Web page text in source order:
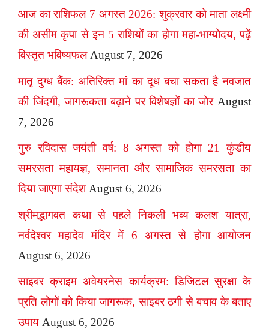
आज का राशिफल 7 अगस्त 2026: शुक्रवार को माता लक्ष्मी
की असीम कृपा से इन 5 राशियों का होगा महा-भाग्योदय, पढ़ें
विस्तृत भविष्यफल August 7, 2026
मातृ दुग्ध बैंक: अतिरिक्त मां का दूध बचा सकता है नवजात
की जिंदगी, जागरूकता बढ़ाने पर विशेषज्ञों का जोर August
7, 2026
गुरु रविदास जयंती वर्ष: 8 अगस्त को होगा 21 कुंडीय
समरसता महायज्ञ, समानता और सामाजिक समरसता का
दिया जाएगा संदेश August 6, 2026
श्रीमद्भागवत कथा से पहले निकली भव्य कलश यात्रा,
नर्वदेश्वर महादेव मंदिर में 6 अगस्त से होगा आयोजन
August 6, 2026
साइबर क्राइम अवेयरनेस कार्यक्रम: डिजिटल सुरक्षा के
प्रति लोगों को किया जागरूक, साइबर ठगी से बचाव के बताए
उपाय August 6, 2026